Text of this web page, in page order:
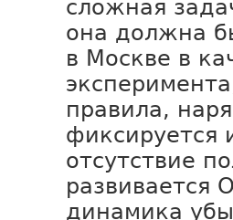
сложная
она должна
в Москве в
правила,
фиксируется
отсутствие
развивается
динамика